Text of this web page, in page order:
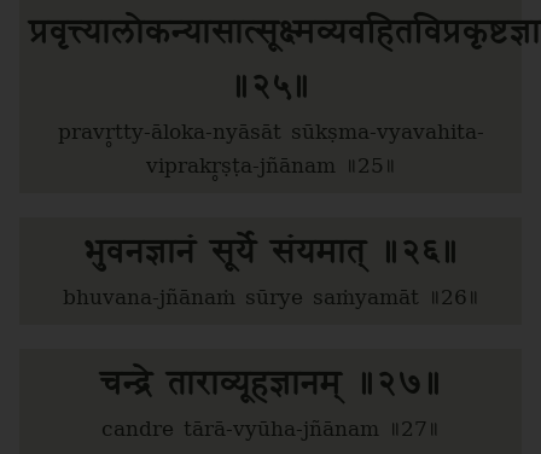
॥२५॥
pravr̥tty-āloka-nyāsāt sūkṣma-vyavahita-
viprakr̥ṣṭa-jñānam ॥25॥
भुवनज्ञानं सूर्ये संयमात् ॥२६॥
bhuvana-jñānaṁ sūrye saṁyamāt ॥26॥
चन्द्रे ताराव्यूहज्ञानम् ॥२७॥
candre tārā-vyūha-jñānam ॥27॥